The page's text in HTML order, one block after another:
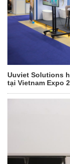
Uuviet Solutions
tại Vietnam Expo